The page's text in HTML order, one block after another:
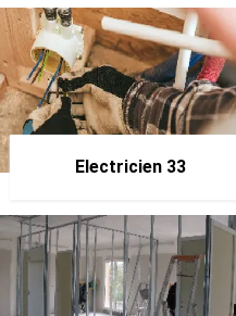
Electricien 33